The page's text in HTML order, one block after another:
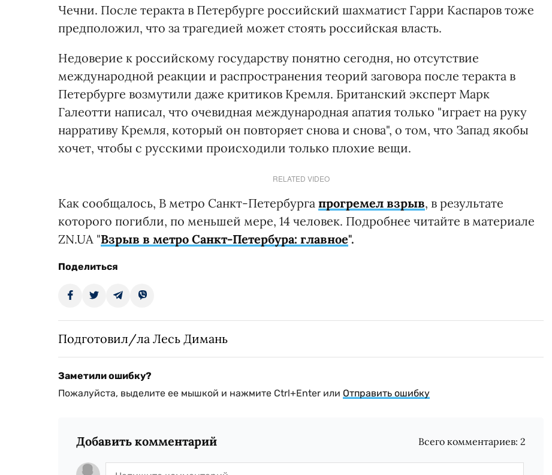
Чечни. После теракта в Петербурге российский шахматист Гарри Каспаров тоже
предположил, что за трагедией может стоять российская власть.
Недоверие к российскому государству понятно сегодня, но отсутствие
международной реакции и распространения теорий заговора после теракта в
Петербурге возмутили даже критиков Кремля. Британский эксперт Марк
Галеотти написал, что очевидная международная апатия только "играет на руку
нарративу Кремля, который он повторяет снова и снова", о том, что Запад якобы
хочет, чтобы с русскими происходили только плохие вещи.
RELATED VIDEO
Как сообщалось, В метро Санкт-Петербурга прогремел взрыв, в результате
которого погибли, по меньшей мере, 14 человек. Подробнее читайте в материале
ZN.UA "Взрыв в метро Санкт-Петербура: главное".
Поделиться
Подготовил/ла Лесь Димань
Заметили ошибку?
Пожалуйста, выделите ее мышкой и нажмите Ctrl+Enter или Отправить ошибку
Добавить комментарий Всего комментариев: 2